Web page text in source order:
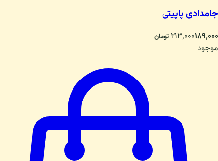
جامدادی پاپیتی
۲۱۳٬۰۰۰۱۸۹٬۰۰۰ تومان
موجود